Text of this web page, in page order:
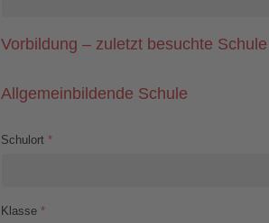
Vorbildung – zuletzt besuchte
Allgemeinbildende Schule
Schulort *
Klasse *